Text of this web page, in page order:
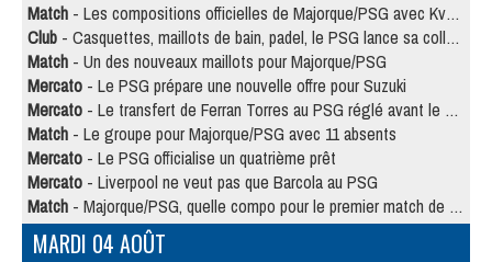
Match - Les compositions officielles de Majorque/PSG avec Kvara et de nombreux jeunes
Club - Casquettes, maillots de bain, padel, le PSG lance sa collection été
Match - Un des nouveaux maillots pour Majorque/PSG
Mercato - Le PSG prépare une nouvelle offre pour Suzuki
Mercato - Le transfert de Ferran Torres au PSG réglé avant le 12 août ?
Match - Le groupe pour Majorque/PSG avec 11 absents
Mercato - Le PSG officialise un quatrième prêt
Mercato - Liverpool ne veut pas que Barcola au PSG
Match - Majorque/PSG, quelle compo pour le premier match de la saison 2026/27 ?
MARDI 04 AOÛT